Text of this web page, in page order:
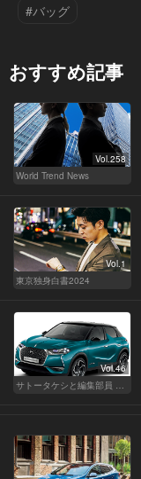
#バッグ
おすすめ記事
Vol.258
World Trend News
Vol.1
東京独身白書2024
Vol.46
サトータケシと編集部員 船山の"CAR GENTSへの道"